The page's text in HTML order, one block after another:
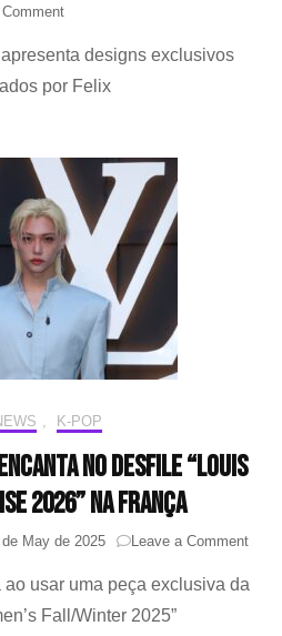
Commenton
Vuitton
lança
Lockit
com
Felix
(Stray
Kids)
em
apoio
UNICEF
designs exclusivos
por Felix
K-POP
no desfile “Louis
2026” na França
de May de 2025 Leave a Commenton
usar uma peça exclusiva da
Fall/Winter 2025”